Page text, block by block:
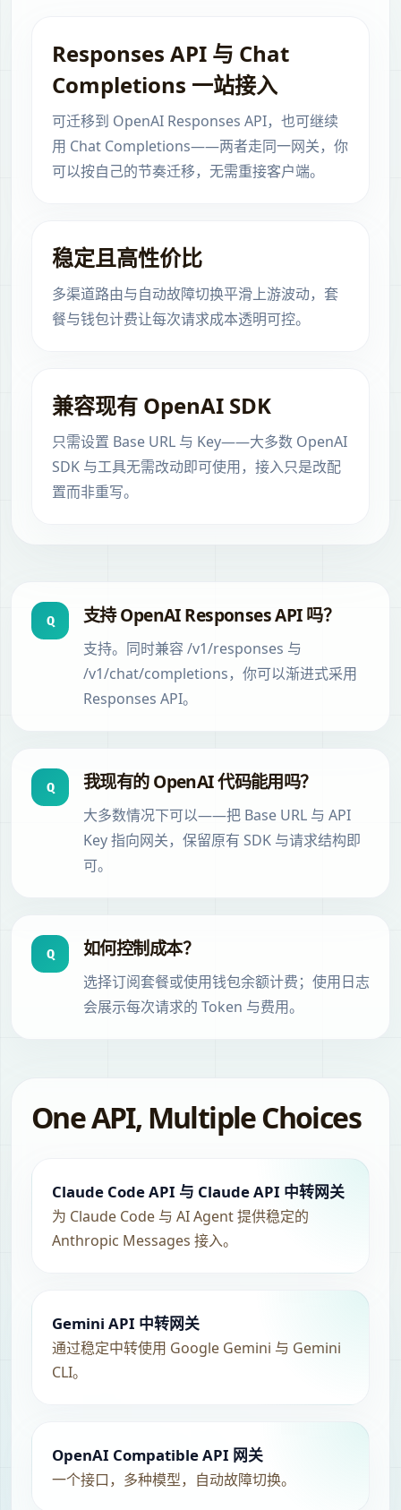
Responses API 与 Chat
Completions 一站接入
可迁移到 OpenAI Responses API，也可继续
用 Chat Completions——两者走同一网关，你
可以按自己的节奏迁移，无需重接客户端。
稳定且高性价比
多渠道路由与自动故障切换平滑上游波动，套
餐与钱包计费让每次请求成本透明可控。
兼容现有 OpenAI SDK
只需设置 Base URL 与 Key——大多数 OpenAI
SDK 与工具无需改动即可使用，接入只是改配
置而非重写。
Q 支持 OpenAI Responses API 吗？
支持。同时兼容 /v1/responses 与
/v1/chat/completions，你可以渐进式采用
Responses API。
Q 我现有的 OpenAI 代码能用吗？
大多数情况下可以——把 Base URL 与 API
Key 指向网关，保留原有 SDK 与请求结构即
可。
Q 如何控制成本？
选择订阅套餐或使用钱包余额计费；使用日志
会展示每次请求的 Token 与费用。
One API, Multiple Choices
Claude Code API 与 Claude API 中转网关
为 Claude Code 与 AI Agent 提供稳定的
Anthropic Messages 接入。
Gemini API 中转网关
通过稳定中转使用 Google Gemini 与 Gemini
CLI。
OpenAI Compatible API 网关
一个接口，多种模型，自动故障切换。